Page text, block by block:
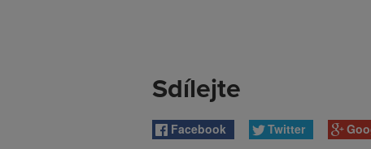
Sdílejte
Facebook Twitter